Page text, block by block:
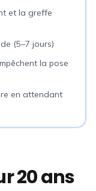
et la greffe
(5–7 jours)
la pose
en attendant
20 ans